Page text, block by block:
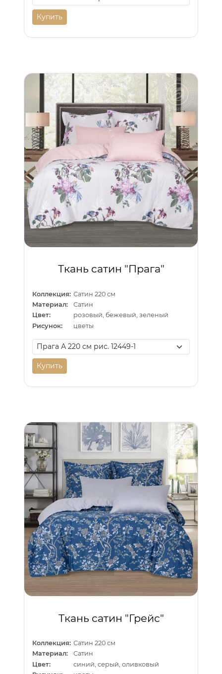
Купить
Ткань сатин "Прага"
Коллекция: Сатин 220 см
Материал:
Сатин
Цвет:
розовый, бежевый, зеленый
Рисунок:
цветы
Купить
Ткань сатин "Грейс"
Коллекция: Сатин 220 см
Материал:
Сатин
Цвет:
синий, серый, оливковый